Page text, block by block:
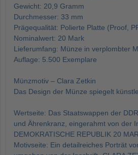
Gewicht: 20,9 Gramm
Durchmesser: 33 mm
Prägequalität: Polierte Platte (Proof,
Nominalwert: 20 Mark
Lieferumfang: Münze in verplombter
Auflage: 5.500 Exemplare
Münzmotiv – Clara Zetkin
Das Design der Münze spiegelt
Wertseite: Das Staatswappen der
und Ährenkranz, eingerahmt von der
DEMOKRATISCHE REPUBLIK 20
Motivseite: Ein detailreiches Porträt